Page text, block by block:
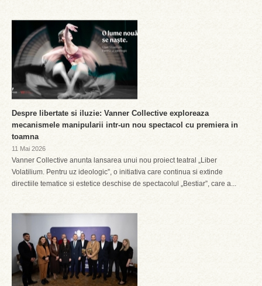
Despre libertate si iluzie: Vanner Collective exploreaza
mecanismele manipularii intr-un nou spectacol cu premiera in
toamna
11 Mai 2026
Vanner Collective anunta lansarea unui nou proiect teatral „Liber
Volatilium. Pentru uz ideologic”, o initiativa care continua si extinde
directiile tematice si estetice deschise de spectacolul „Bestiar”, care a...